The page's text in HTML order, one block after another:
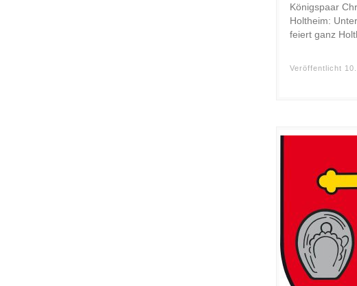
Königspaar
Holtheim:
feiert ganz
Veröffentlicht